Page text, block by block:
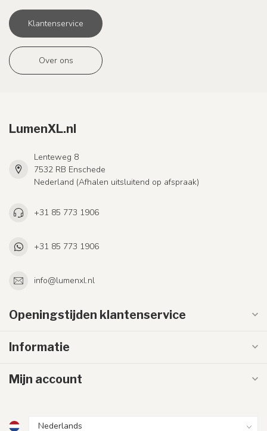
Klantenservice
Over ons
LumenXL.nl
Lenteweg 8
7532 RB Enschede
Nederland (Afhalen uitsluitend op afspraak)
+31 85 773 1906
+31 85 773 1906
info@lumenxl.nl
Openingstijden klantenservice
Informatie
Mijn account